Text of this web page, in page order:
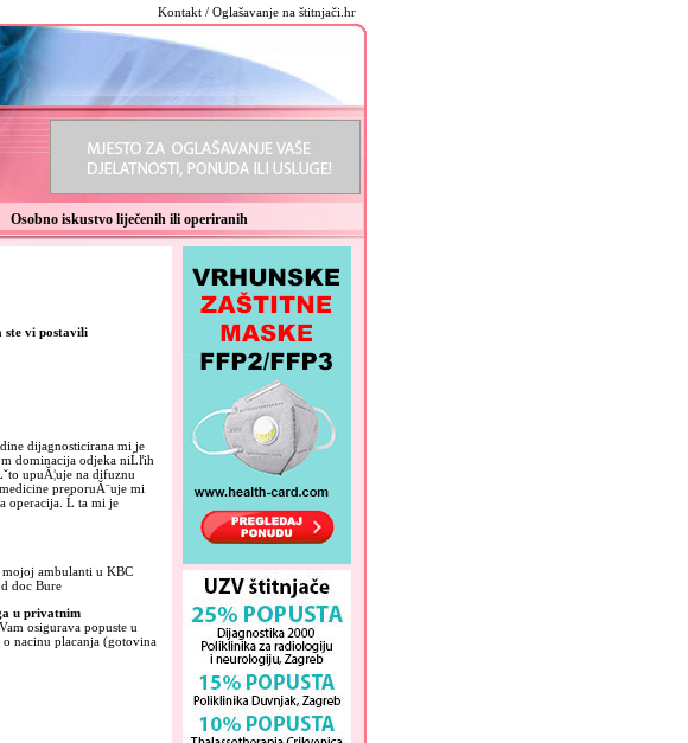
Kontakt / Oglašavanje na štitnjači.hr
Osobno iskustvo liječenih ili operiranih
ste vi postavili
dijagnosticirana mi je
dominacija odjeka niĹľih
upuĂ¦uje na difuznu
preporuĂ¨uje mi
operacija. Ĺ ta mi je
ambulanti u KBC
doc Bure
u privatnim
Vam osigurava popuste u
nacinu placanja (gotovina